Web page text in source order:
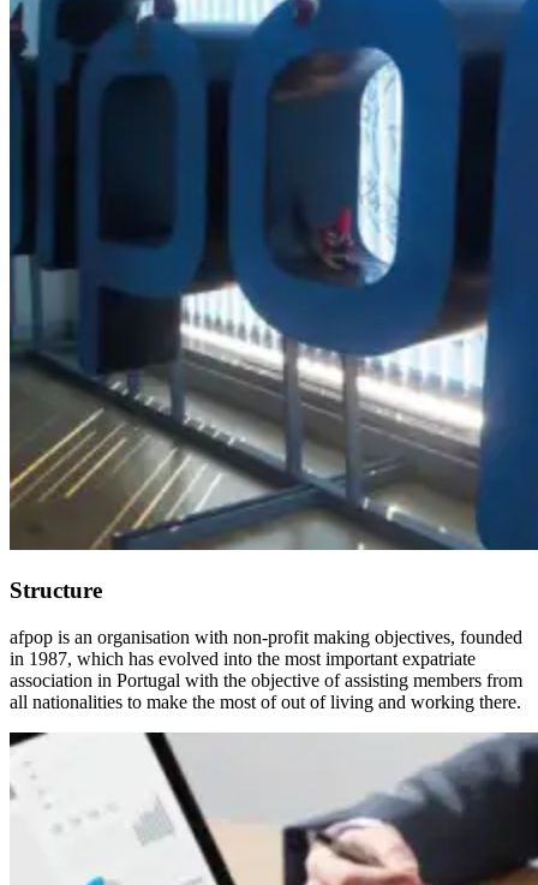
Structure
afpop is an organisation with non-profit making objectives, founded
in 1987, which has evolved into the most important expatriate
association in Portugal with the objective of assisting members from
all nationalities to make the most of out of living and working there.